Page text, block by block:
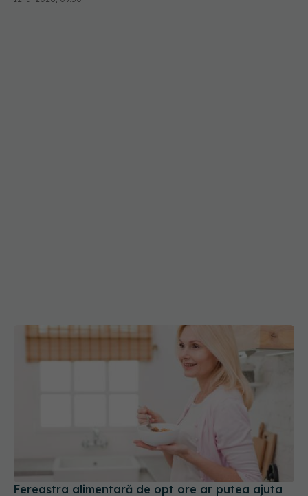
Fereastra alimentară de opt ore ar putea ajuta